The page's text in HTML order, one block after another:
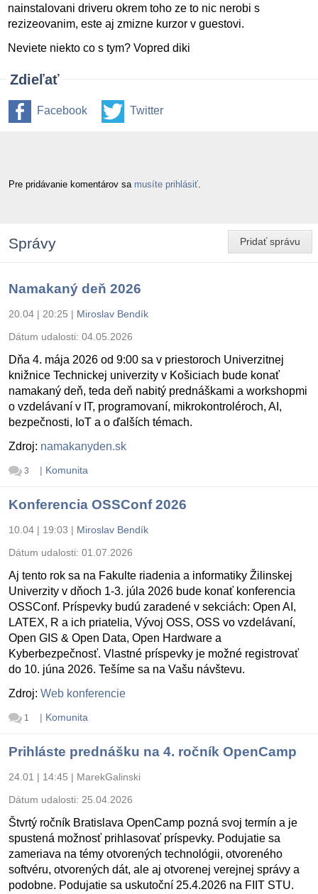
nainstalovani driveru okrem toho ze to nic nerobi s
rezizeovanim, este aj zmizne kurzor v guestovi.
Neviete niekto co s tym? Vopred diki
Zdieľať
Facebook Twitter
Pre pridávanie komentárov sa musíte prihlásiť
Pridať správu
Správy
Namakaný deň 2026
20.04 | 20:25 | Miroslav Bendík
Dátum udalosti: 04.05.2026
Dňa 4. mája 2026 od 9:00 sa v priestoroch Univerzitnej
knižnice Technickej univerzity v Košiciach bude konať
namakaný deň, teda deň nabitý prednáškami a workshopmi
o vzdelávaní v IT, programovaní, mikrokontroléroch, AI,
bezpečnosti, IoT a o ďalších témach.
Zdroj: namakanyden.sk
3 | Komunita
Konferencia OSSConf 2026
10.04 | 19:03 | Miroslav Bendík
Dátum udalosti: 01.07.2026
Aj tento rok sa na Fakulte riadenia a informatiky Žilinskej
Univerzity v dňoch 1-3. júla 2026 bude konať konferencia
OSSConf. Príspevky budú zaradené v sekciách: Open AI,
LATEX, R a ich priatelia, Vývoj OSS, OSS vo vzdelávaní,
Open GIS & Open Data, Open Hardware a
Kyberbezpečnosť. Vlastné príspevky je možné registrovať
do 10. júna 2026. Tešíme sa na Vašu návštevu.
Zdroj: Web konferencie
1 | Komunita
Prihláste prednášku na 4. ročník OpenCamp
24.01 | 14:45 | MarekGalinski
Dátum udalosti: 25.04.2026
Štvrtý ročník Bratislava OpenCamp pozná svoj termín a je
spustená možnosť prihlasovať príspevky. Podujatie sa
zameriava na témy otvorených technológii, otvoreného
softvéru, otvorených dát, ale aj otvorenej verejnej správy a
podobne. Podujatie sa uskutoční 25.4.2026 na FIIT STU.